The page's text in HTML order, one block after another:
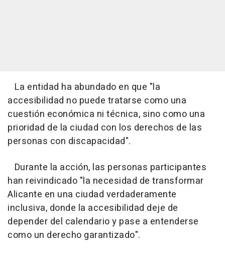
La entidad ha abundado en que "la
accesibilidad no puede tratarse como una
cuestión económica ni técnica, sino como una
prioridad de la ciudad con los derechos de las
personas con discapacidad".
Durante la acción, las personas participantes
han reivindicado "la necesidad de transformar
Alicante en una ciudad verdaderamente
inclusiva, donde la accesibilidad deje de
depender del calendario y pase a entenderse
como un derecho garantizado".